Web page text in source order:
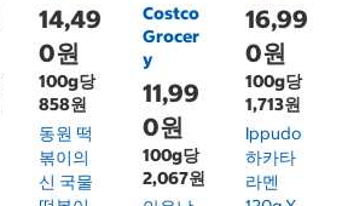
14,49
0원
100g당
858원
동원 떡
볶이의
신 국물
Costco
Grocer
y
11,99
0원
100g당
2,067원
16,99
0원
100g당
1,713원
Ippudo
하카타
라멘